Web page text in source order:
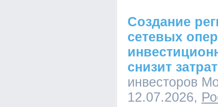
Создание
сетевых
снизит
инвесторов
12.07.2026,